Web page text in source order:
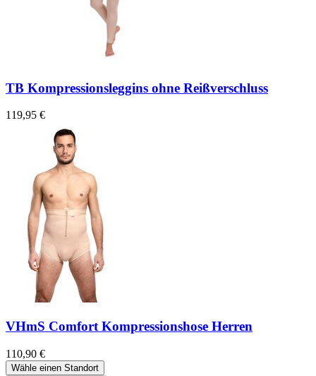
TB Kompressionsleggins ohne Reißverschluss
119,95 €
VHmS Comfort Kompressionshose Herren
110,90 €
Wähle einen Standort